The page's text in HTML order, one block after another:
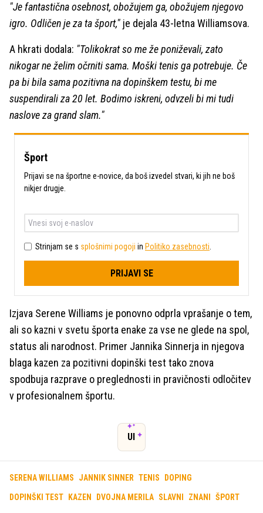
"Je fantastična osebnost, obožujem ga, obožujem njegovo
igro. Odličen je za ta šport," je dejala 43-letna Williamsova.
A hkrati dodala: "Tolikokrat so me že poniževali, zato
nikogar ne želim očrniti sama. Moški tenis ga potrebuje. Če
pa bi bila sama pozitivna na dopinškem testu, bi me
suspendirali za 20 let. Bodimo iskreni, odvzeli bi mi tudi
naslove za grand slam."
Šport
Prijavi se na športne e-novice, da boš izvedel stvari, ki jih ne boš
nikjer drugje.
Strinjam se s splošnimi pogoji in Politiko zasebnosti
PRIJAVI SE
Izjava Serene Williams je ponovno odprla vprašanje o tem,
ali so kazni v svetu športa enake za vse ne glede na spol,
status ali narodnost. Primer Jannika Sinnerja in njegova
blaga kazen za pozitivni dopinški test tako znova
spodbuja razprave o preglednosti in pravičnosti odločitev
v profesionalnem športu.
UI
SERENA WILLIAMS JANNIK SINNER TENIS DOPING
DOPINŠKI TEST KAZEN DVOJNA MERILA SLAVNI ZNANI ŠPORT